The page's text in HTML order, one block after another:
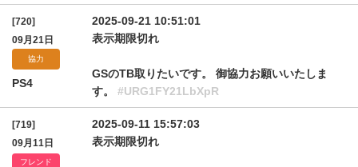
[720]
09月21日
協力
PS4
2025-09-21 10:51:01
表示期限切れ
GSのTB取りたいです。 御協力お願いいたしま
す。 #URG1FY21LbXpR
[719]
09月11日
フレンド
2025-09-11 15:57:03
表示期限切れ